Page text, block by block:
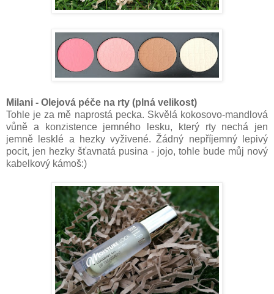
Milani - Olejová péče na rty (plná velikost)
Tohle je za mě naprostá pecka. Skvělá kokosovo-mandlová
vůně a konzistence jemného lesku, který rty nechá jen
jemně lesklé a hezky vyživené. Žádný nepříjemný lepivý
pocit, jen hezky šťavnatá pusina - jojo, tohle bude můj nový
kabelkový kámoš:)